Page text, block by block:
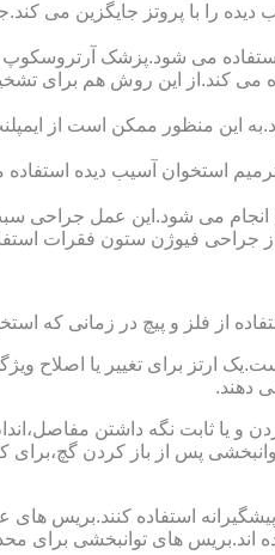
را با پروتز جایگزین می
می شود.پزشک آرتروسکوپ
می کند.از این روش هم برای
این منظور ممکن است از
استخوان آسیب دیده
می شود.این عمل جراحی
جراحی فیوژن ستون فقرات
از فلز و پیچ در زمانی که
ارتز برای تغییر یا
دهند.
و یا ثابت نگه داشتن
پس از باز کردن
استفاده کنند.بریس های
اند.بریس های توانبخشی برای